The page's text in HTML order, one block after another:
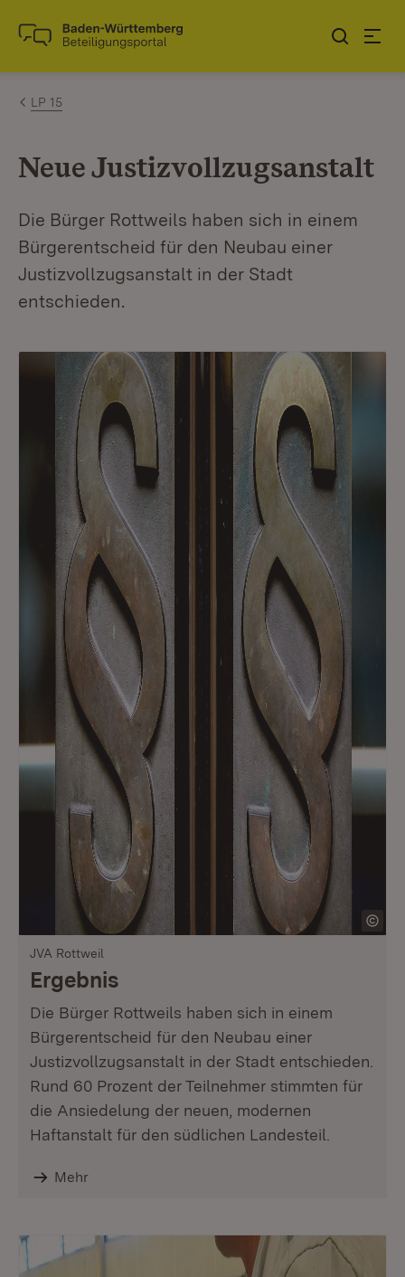
Zum Inhalt springen
Link zur Startseite
LP 15
Neue Justizvollzugsanstalt
Die Bürger Rottweils haben sich in einem
Bürgerentscheid für den Neubau einer
Justizvollzugsanstalt in der Stadt
entschieden.
JVA Rottweil
Ergebnis
Die Bürger Rottweils haben sich in einem
Bürgerentscheid für den Neubau einer
Justizvollzugsanstalt in der Stadt entschieden.
Rund 60 Prozent der Teilnehmer stimmten für
die Ansiedelung der neuen, modernen
Haftanstalt für den südlichen Landesteil.
Mehr